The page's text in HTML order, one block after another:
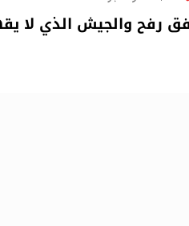
رفح والجيش الذي لا